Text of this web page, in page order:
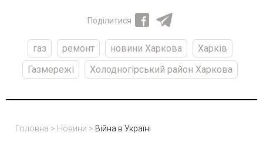
Поділитися
газ ремонт новини Харкова
Харків
Газмережі
Холодногірський район Харкова
Головна > Новини > Війна в Україні